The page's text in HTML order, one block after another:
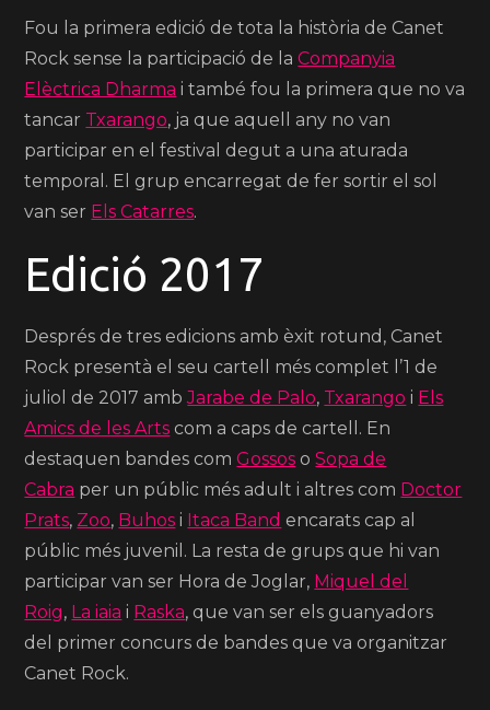
Fou la primera edició de tota la història de Canet
Rock sense la participació de laCompanyia
Elèctrica Dharma i també fou la primera que no va
tancar Txarango, ja que aquell any no van
participar en el festival degut a una aturada
temporal. El grup encarregat de fer sortir el sol
van ser Els Catarres.
Edició 2017
Després de tres edicions amb èxit rotund, Canet
Rock presentà el seu cartell més complet l’1 de
juliol de 2017 ambJarabe de Palo, Txarango i Els
Amics de les Arts com a caps de cartell. En
destaquen bandes comGossos oSopa de
Cabra per un públic més adult i altres com Doctor
Prats, Zoo, Buhos i Itaca Band encarats cap al
públic més juvenil. La resta de grups que hi van
participar van ser Hora de Joglar, Miquel del
Roig, La iaia i Raska, que van ser els guanyadors
del primer concurs de bandes que va organitzar
Canet Rock.